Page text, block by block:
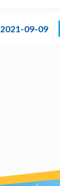
2021-09-09